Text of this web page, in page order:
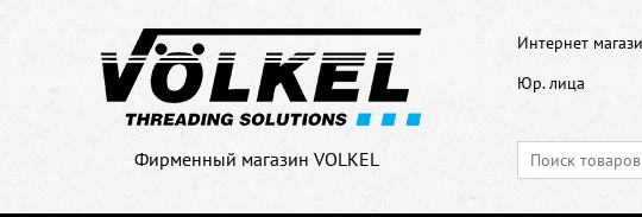
Фирменный магазин VOLKEL
Интернет
Юр. лица